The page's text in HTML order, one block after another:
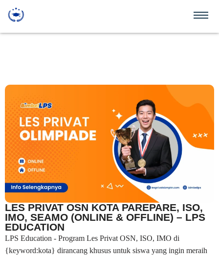
LES PRIVAT OSN KOTA PAREPARE, ISO,
IMO, SEAMO (ONLINE & OFFLINE) – LPS
EDUCATION
LPS Education - Program Les Privat OSN, ISO, IMO di
{keyword:kota} dirancang khusus untuk siswa yang ingin meraih